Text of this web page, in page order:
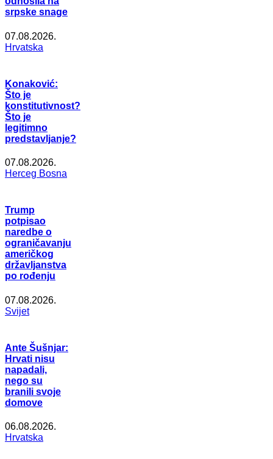
srpske snage
07.08.2026.
Hrvatska
Konaković:
Što je
konstitutivnost?
Što je
legitimno
predstavljanje?
07.08.2026.
Herceg Bosna
Trump
potpisao
naredbe o
ograničavanju
američkog
državljanstva
po rođenju
07.08.2026.
Svijet
Ante Šušnjar:
Hrvati nisu
napadali,
nego su
branili svoje
domove
06.08.2026.
Hrvatska